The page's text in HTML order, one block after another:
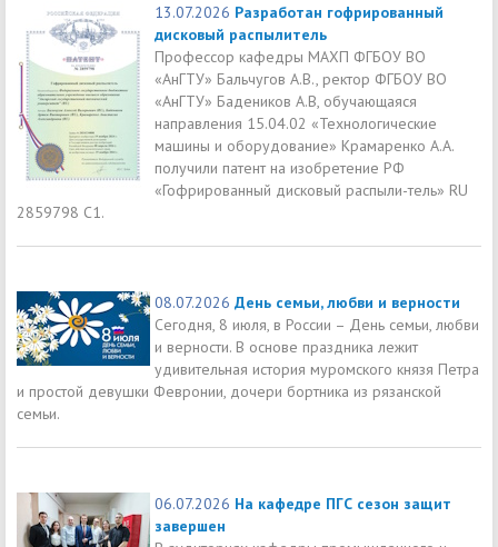
13.07.2026 Разработан гофрированный
дисковый распылитель
Профессор кафедры МАХП ФГБОУ ВО
«АнГТУ» Бальчугов А.В., ректор ФГБОУ ВО
«АнГТУ» Бадеников А.В, обучающаяся
направления 15.04.02 «Технологические
машины и оборудование» Крамаренко А.А.
получили патент на изобретение РФ
«Гофрированный дисковый распыли-тель» RU
2859798 C1.
08.07.2026 День семьи, любви и верности
Сегодня, 8 июля, в России – День семьи, любви
и верности. В основе праздника лежит
удивительная история муромского князя Петра
и простой девушки Февронии, дочери бортника из рязанской
семьи.
06.07.2026 На кафедре ПГС сезон защит
завершен